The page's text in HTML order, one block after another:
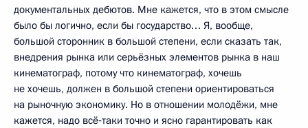
документальных дебютов. Мне кажется, что в этом смысле
было бы логично, если бы государство… Я, вообще,
большой сторонник в большой степени, если сказать так,
внедрения рынка или серьёзных элементов рынка в наш
кинематограф, потому что кинематограф, хочешь
не хочешь, должен в большой степени ориентироваться
на рыночную экономику. Но в отношении молодёжи, мне
кажется, надо всё‑таки точно и ясно гарантировать как